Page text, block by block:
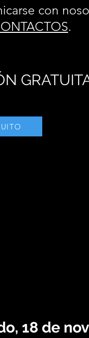
con
.
18 de